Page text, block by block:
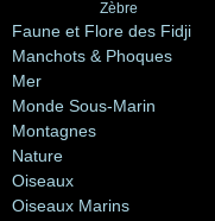
Zèbre
Faune et Flore des Fidji
Manchots & Phoques
Mer
Monde Sous-Marin
Montagnes
Nature
Oiseaux
Oiseaux Marins